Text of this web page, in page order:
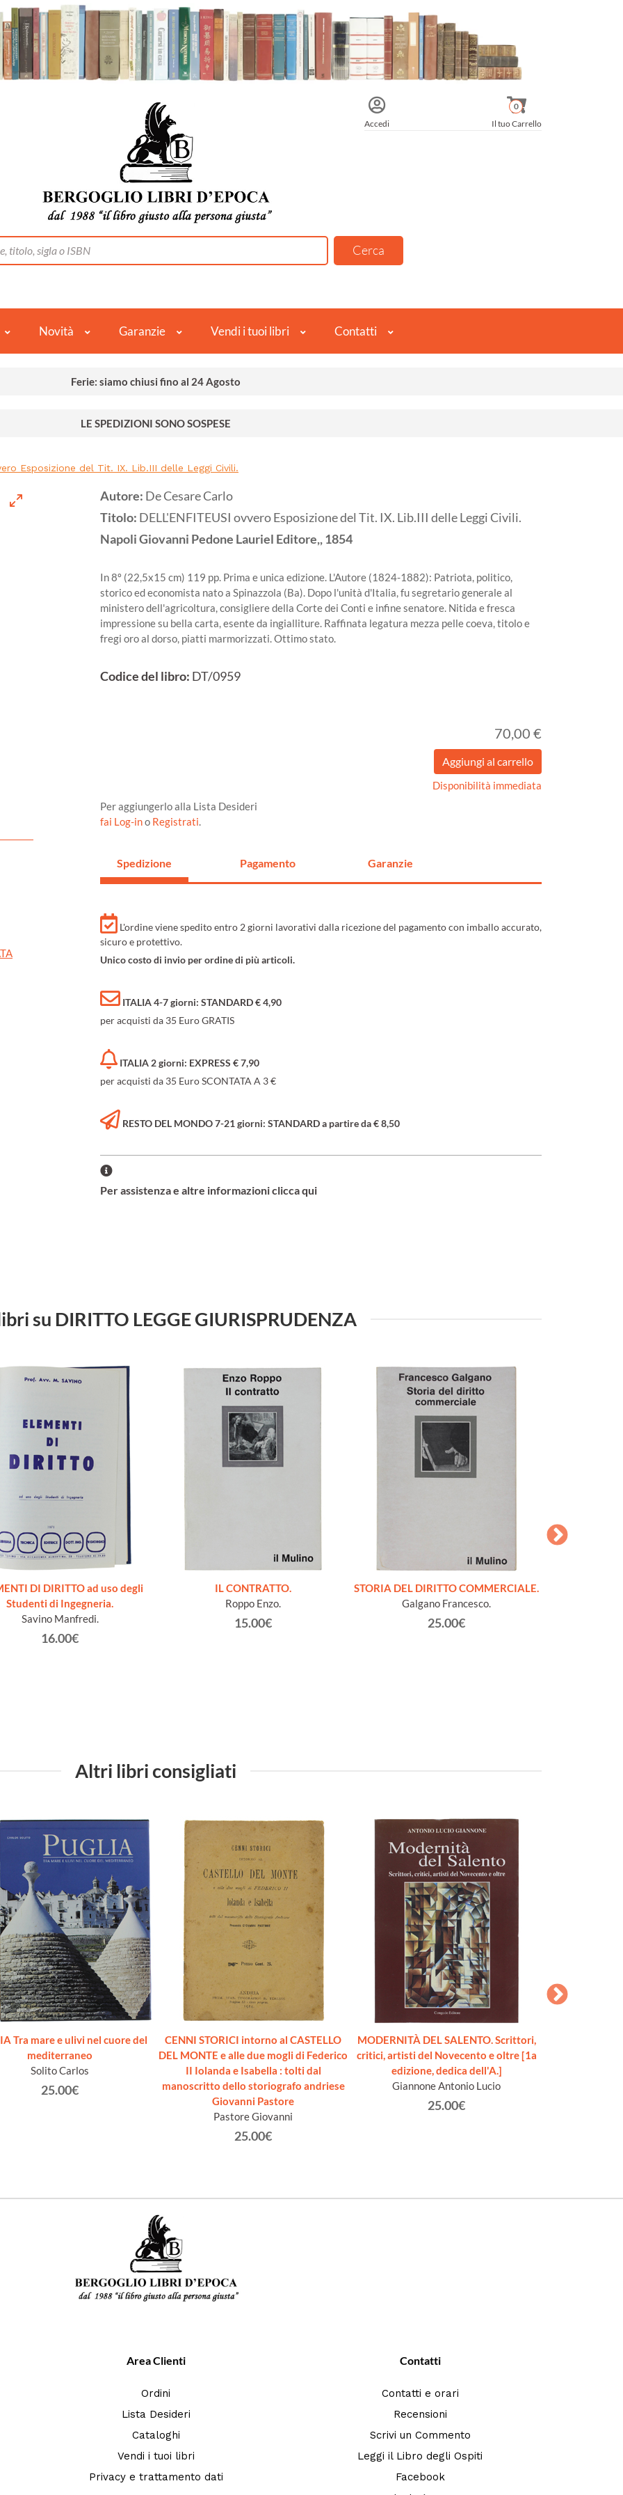
Accedi Il tuo Carrello
0
Novità Garanzie Vendi i tuoi libri Contatti
Ferie: siamo chiusi fino al 24 Agosto
LE SPEDIZIONI SONO SOSPESE
Esposizione del Tit. IX. Lib.III delle Leggi Civili.
Autore: De Cesare Carlo
Titolo: DELL'ENFITEUSI ovvero Esposizione del Tit. IX. Lib.III delle Leggi Civili.
NapoliGiovanni Pedone Lauriel Editore,,1854
In 8º (22,5x15 cm) 119 pp. Prima e unica edizione. L'Autore (1824-1882): Patriota, politico,
storico ed economista nato a Spinazzola (Ba). Dopo l'unità d'Italia, fu segretario generale al
ministero dell'agricoltura, consigliere della Corte dei Conti e infine senatore. Nitida e fresca
impressione su bella carta, esente da ingialliture. Raffinata legatura mezza pelle coeva, titolo e
fregi oro al dorso, piatti marmorizzati. Ottimo stato.
Codice del libro: DT/0959
70,00 €
Disponibilità immediata
Per aggiungerlo alla Lista Desideri
fai Log-ino Registrati.
Spedizione Pagamento Garanzie
L'ordine viene spedito entro 2 giorni lavorativi dalla ricezione del pagamento con imballo accurato,
sicuro e protettivo.
Unico costo di invio per ordine di più articoli.
ITALIA 4-7 giorni: STANDARD € 4,90
per acquisti da 35 Euro GRATIS
ITALIA 2 giorni: EXPRESS € 7,90
per acquisti da 35 Euro SCONTATA A 3 €
RESTO DEL MONDO 7-21 giorni: STANDARD a partire da € 8,50
Per assistenza e altre informazioni clicca qui
su DIRITTO LEGGE GIURISPRUDENZA
DI DIRITTO ad uso degli
Studenti di Ingegneria.
Savino Manfredi.
16.00€
IL CONTRATTO.
Roppo Enzo.
15.00€
STORIA DEL DIRITTO COMMERCIALE.
Galgano Francesco.
25.00€
Altri libri consigliati
Tra mare e ulivi nel cuore del
mediterraneo
Solito Carlos
25.00€
CENNI STORICI intorno al CASTELLO
DEL MONTE e alle due mogli di Federico
II Iolanda e Isabella : tolti dal
manoscritto dello storiografo andriese
Giovanni Pastore
Pastore Giovanni
25.00€
MODERNITÀ DEL SALENTO. Scrittori,
critici, artisti del Novecento e oltre [1a
edizione, dedica dell'A.]
Giannone Antonio Lucio
25.00€
Area Clienti
Ordini
Lista Desideri
Cataloghi
Vendi i tuoi libri
Privacy e trattamento dati
Contatti
Contatti e orari
Recensioni
Scrivi un Commento
Leggi il Libro degli Ospiti
Facebook